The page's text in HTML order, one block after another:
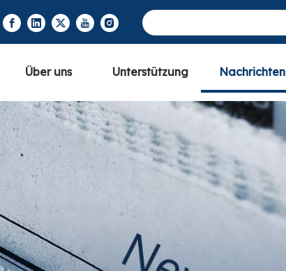
Über uns Unterstützung Nachrichten